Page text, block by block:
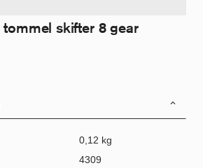
tommel skifter 8 gear
0,12 kg
4309